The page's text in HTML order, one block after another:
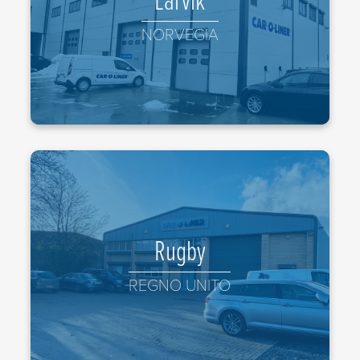
NORVEGIA
3270 Larvik, Norway
+47 918 523 90
Rugby
REGNO UNITO
UNIT F GREAT CENTRAL WAY BUTLERS LEAP,
RUGBY CV21 3XH
+44 1788 574157